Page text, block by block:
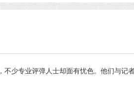
少专业评弹人士却面有忧色。他们与记